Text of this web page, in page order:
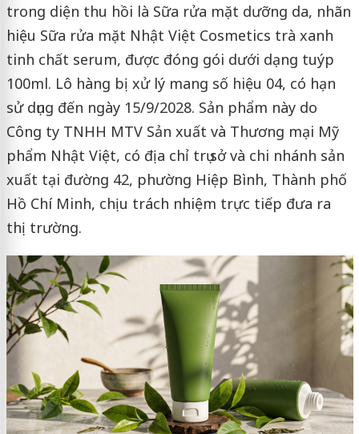
trong diện thu hồi là Sữa rửa mặt dưỡng da, nhãn
hiệu Sữa rửa mặt Nhật Việt Cosmetics trà xanh
tinh chất serum, được đóng gói dưới dạng tuýp
100ml. Lô hàng bị xử lý mang số hiệu 04, có hạn
sử dụng đến ngày 15/9/2028. Sản phẩm này do
Công ty TNHH MTV Sản xuất và Thương mại Mỹ
phẩm Nhật Việt, có địa chỉ trụ sở và chi nhánh sản
xuất tại đường 42, phường Hiệp Bình, Thành phố
Hồ Chí Minh, chịu trách nhiệm trực tiếp đưa ra
thị trường.